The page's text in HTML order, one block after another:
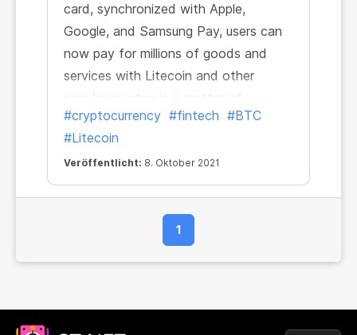
card, synchronized with Apple,
Google, and Samsung Pay, users can
now pay for millions of goods and
services with Litecoin and other
popular cryptos in a matter of
minutes.
#cryptocurrency #fintech #BTC
#Litecoin
Veröffentlicht: 8. Oktober 2021
1